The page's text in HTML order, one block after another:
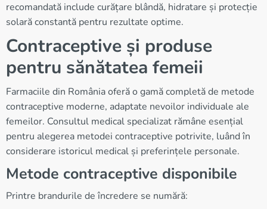
recomandată include curățare blândă, hidratare și protecție
solară constantă pentru rezultate optime.
Contraceptive și produse
pentru sănătatea femeii
Farmaciile din România oferă o gamă completă de metode
contraceptive moderne, adaptate nevoilor individuale ale
femeilor. Consultul medical specializat rămâne esențial
pentru alegerea metodei contraceptive potrivite, luând în
considerare istoricul medical și preferințele personale.
Metode contraceptive disponibile
Printre brandurile de încredere se numără: